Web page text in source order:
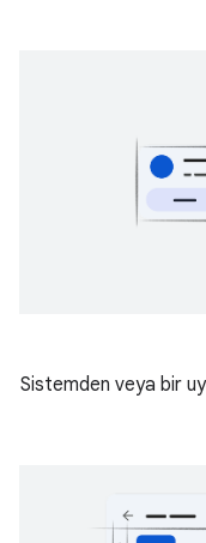
Sistemden veya bir